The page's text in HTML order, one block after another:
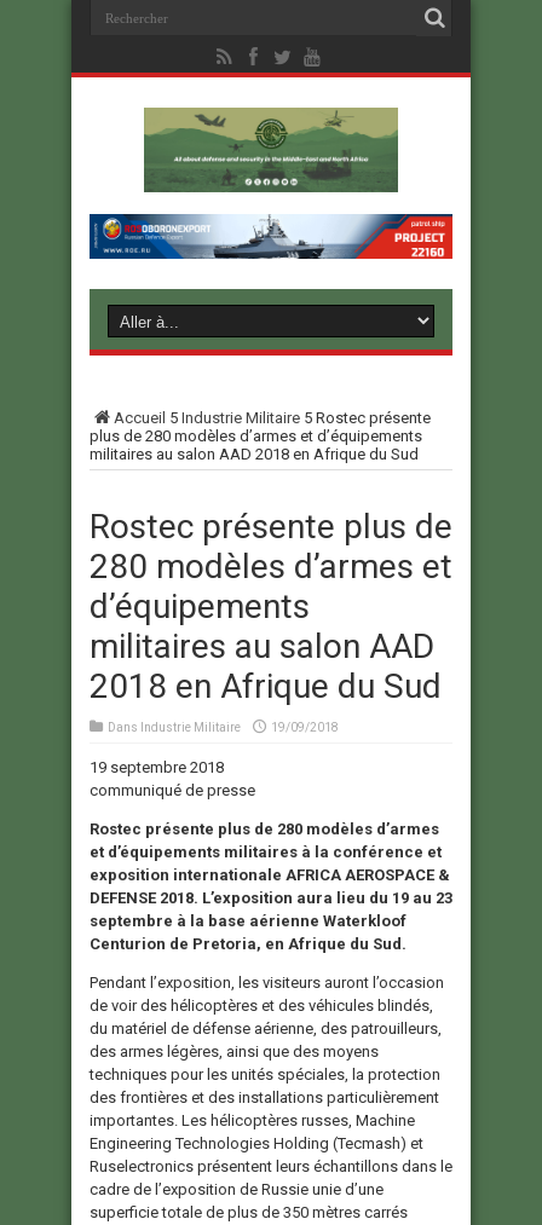
Accueil 5 Industrie Militaire 5 Rostec présente
plus de 280 modèles d’armes et d’équipements
militaires au salon AAD 2018 en Afrique du Sud
Rostec présente plus de
280 modèles d’armes et
d’équipements
militaires au salon AAD
2018 en Afrique du Sud
Dans Industrie Militaire 19/09/2018
19 septembre 2018
communiqué de presse
Rostec présente plus de 280 modèles d’armes
et d’équipements militaires à la conférence et
exposition internationale AFRICA AEROSPACE &
DEFENSE 2018. L’exposition aura lieu du 19 au 23
septembre à la base aérienne Waterkloof
Centurion de Pretoria, en Afrique du Sud.
Pendant l’exposition, les visiteurs auront l’occasion
de voir des hélicoptères et des véhicules blindés,
du matériel de défense aérienne, des patrouilleurs,
des armes légères, ainsi que des moyens
techniques pour les unités spéciales, la protection
des frontières et des installations particulièrement
importantes. Les hélicoptères russes, Machine
Engineering Technologies Holding (Tecmash) et
Ruselectronics présentent leurs échantillons dans le
cadre de l’exposition de Russie unie d’une
superficie totale de plus de 350 mètres carrés